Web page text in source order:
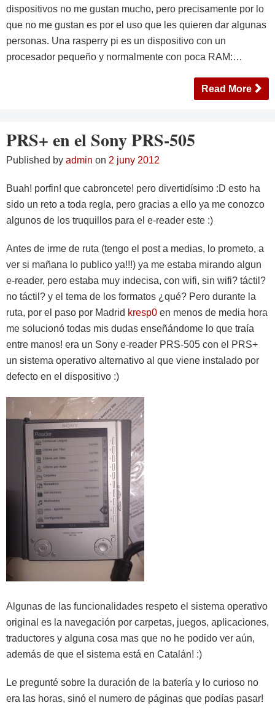
dispositivos no me gustan mucho, pero precisamente por lo
que no me gustan es por el uso que les quieren dar algunas
personas. Una rasperry pi es un dispositivo con un
procesador pequeño y normalmente con poca RAM:…
Read More
PRS+ en el Sony PRS-505
Published by admin on 2 juny 2012
Buah! porfin! que cabroncete! pero divertidísimo :D esto ha
sido un reto a toda regla, pero gracias a ello ya me conozco
algunos de los truquillos para el e-reader este :)
Antes de irme de ruta (tengo el post a medias, lo prometo, a
ver si mañana lo publico ya!!!) ya me estaba mirando algun
e-reader, pero estaba muy indecisa, con wifi, sin wifi? táctil?
no táctil? y el tema de los formatos ¿qué? Pero durante la
ruta, por el paso por Madrid kresp0 en menos de media hora
me solucionó todas mis dudas enseñándome lo que traía
entre manos! era un Sony e-reader PRS-505 con el PRS+
un sistema operativo alternativo al que viene instalado por
defecto en el dispositivo :)
Algunas de las funcionalidades respeto el sistema operativo
original es la navegación por carpetas, juegos, aplicaciones,
traductores y alguna cosa mas que no he podido ver aún,
además de que el sistema está en Catalán! :)
Le pregunté sobre la duración de la batería y lo curioso no
era las horas, sinó el numero de páginas que podías pasar!